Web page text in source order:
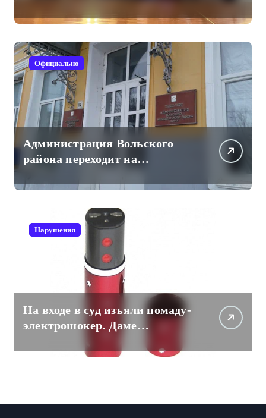
Свято-Троицкого собора
Официально
Администрация Вольского
района переходит на
для рабочих коммуникаций
Нарушения
На входе в суд изъяли помаду-
электрошокер. Даме